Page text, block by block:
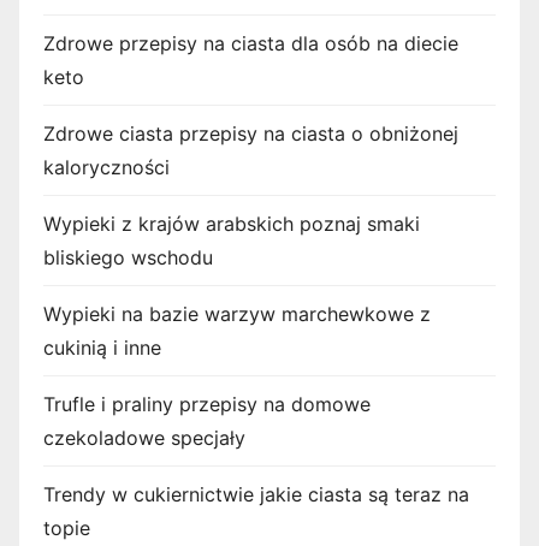
Zdrowe przepisy na ciasta dla osób na diecie
keto
Zdrowe ciasta przepisy na ciasta o obniżonej
kaloryczności
Wypieki z krajów arabskich poznaj smaki
bliskiego wschodu
Wypieki na bazie warzyw marchewkowe z
cukinią i inne
Trufle i praliny przepisy na domowe
czekoladowe specjały
Trendy w cukiernictwie jakie ciasta są teraz na
topie